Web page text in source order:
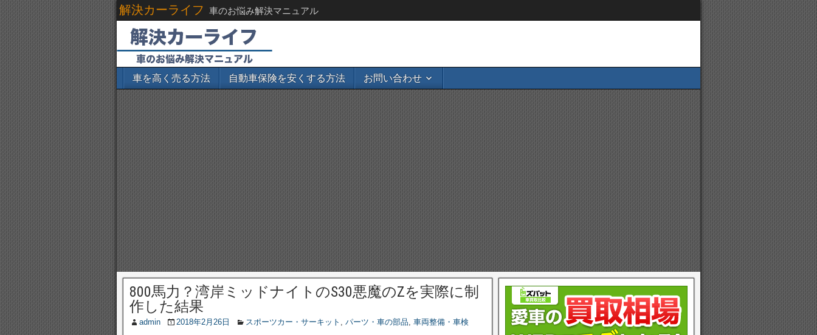
解決カーライフ 車のお悩み解決マニュアル
車を高く売る方法 自動車保険を安くする方法 お問い合わせ
800馬力？湾岸ミッドナイトのS30悪魔のZを実際に制
作した結果
admin 2018年2月26日 スポーツカー・サーキット , パーツ・車の部品, 車両整備・車検